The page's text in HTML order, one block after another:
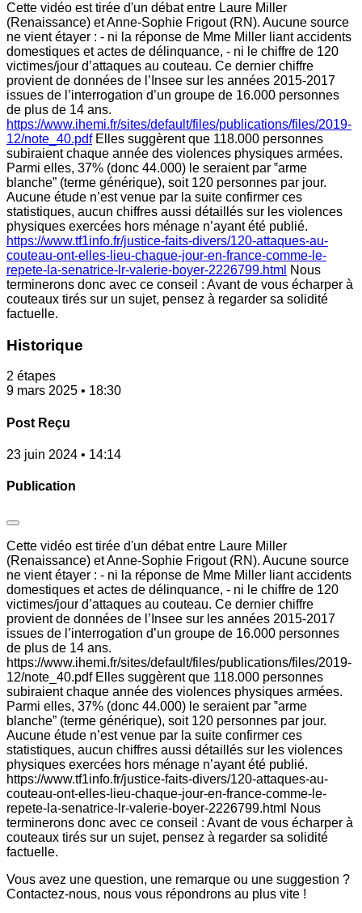
Cette vidéo est tirée d'un débat entre Laure Miller
(Renaissance) et Anne-Sophie Frigout (RN). Aucune source
ne vient étayer : - ni la réponse de Mme Miller liant accidents
domestiques et actes de délinquance, - ni le chiffre de 120
victimes/jour d’attaques au couteau. Ce dernier chiffre
provient de données de l’Insee sur les années 2015-2017
issues de l’interrogation d’un groupe de 16.000 personnes
de plus de 14 ans.
https://www.ihemi.fr/sites/default/files/publications/files/2019-
12/note_40.pdfElles suggèrent que 118.000 personnes
subiraient chaque année des violences physiques armées.
Parmi elles, 37% (donc 44.000) le seraient par ‟arme
blanche” (terme générique), soit 120 personnes par jour.
Aucune étude n’est venue par la suite confirmer ces
statistiques, aucun chiffres aussi détaillés sur les violences
physiques exercées hors ménage n’ayant été publié.
https://www.tf1info.fr/justice-faits-divers/120-attaques-au-
couteau-ont-elles-lieu-chaque-jour-en-france-comme-le-
repete-la-senatrice-lr-valerie-boyer-2226799.html Nous
terminerons donc avec ce conseil : Avant de vous écharper à
couteaux tirés sur un sujet, pensez à regarder sa solidité
factuelle.
Historique
2 étapes
9 mars 2025 • 18:30
Post Reçu
23 juin 2024 • 14:14
Publication
Cette vidéo est tirée d'un débat entre Laure Miller
(Renaissance) et Anne-Sophie Frigout (RN). Aucune source
ne vient étayer : - ni la réponse de Mme Miller liant accidents
domestiques et actes de délinquance, - ni le chiffre de 120
victimes/jour d’attaques au couteau. Ce dernier chiffre
provient de données de l’Insee sur les années 2015-2017
issues de l’interrogation d’un groupe de 16.000 personnes
de plus de 14 ans.
https://www.ihemi.fr/sites/default/files/publications/files/2019-
12/note_40.pdf Elles suggèrent que 118.000 personnes
subiraient chaque année des violences physiques armées.
Parmi elles, 37% (donc 44.000) le seraient par ‟arme
blanche” (terme générique), soit 120 personnes par jour.
Aucune étude n’est venue par la suite confirmer ces
statistiques, aucun chiffres aussi détaillés sur les violences
physiques exercées hors ménage n’ayant été publié.
https://www.tf1info.fr/justice-faits-divers/120-attaques-au-
couteau-ont-elles-lieu-chaque-jour-en-france-comme-le-
repete-la-senatrice-lr-valerie-boyer-2226799.html Nous
terminerons donc avec ce conseil : Avant de vous écharper à
couteaux tirés sur un sujet, pensez à regarder sa solidité
factuelle.
Vous avez une question, une remarque ou une suggestion ?
Contactez-nous, nous vous répondrons au plus vite !